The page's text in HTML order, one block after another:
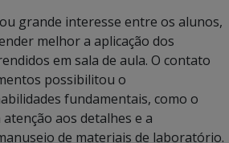
grande interesse entre os alunos,
melhor a aplicação dos
em sala de aula. O contato
possibilitou o
fundamentais, como o
aos detalhes e a
de materiais de laboratório.